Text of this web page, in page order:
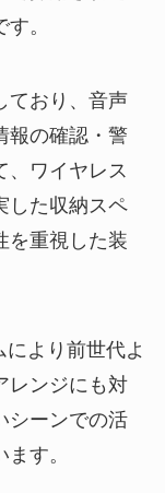
。
ており、音声
報の確認・警
、ワイヤレス
した収納スペ
を重視した装
より前世代よ
レンジにも対
シーンでの活
す。